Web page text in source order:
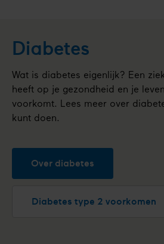
Diabetes
Wat is diabetes eigenlijk? Een
heeft op je gezondheid en je
voorkomt. Lees meer over
kunt doen.
Over diabetes
Diabetes type 2 voorkomen